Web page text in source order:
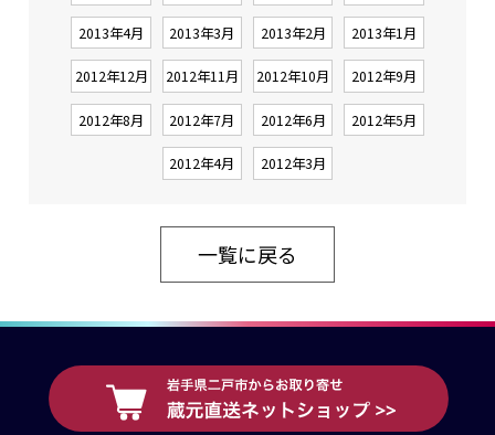
2013年4月 2013年3月 2013年2月 2013年1月
2012年12月 2012年11月 2012年10月 2012年9月
2012年8月 2012年7月 2012年6月 2012年5月
2012年4月 2012年3月
一覧に戻る